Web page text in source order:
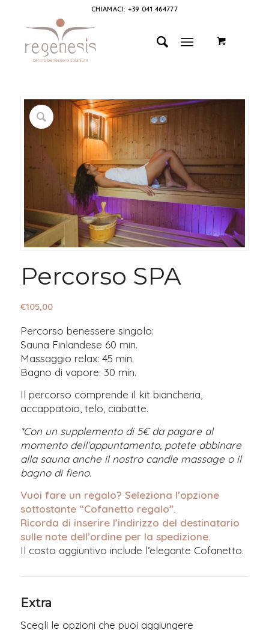
CHIAMACI: +39 041 464777
Percorso SPA
€105,00
Percorso benessere singolo:
Sauna Finlandese 60 min.
Massaggio relax: 45 min.
Bagno di vapore: 30 min.
Il percorso comprende il kit biancheria,
accappatoio, telo, ciabatte.
*Con un supplemento di 5€ da pagare al
momento dell’appuntamento, potete abbinare
alla sauna anche il nostro candle massage o il
bagno di fieno.⁣
Vuoi fare un regalo? Seleziona l’opzione
sottostante “Cofanetto regalo”.
Ricorda di inserire l’indirizzo del destinatario
sulle note dell’ordine per la spedizione.
Il costo aggiuntivo include l’elegante Cofanetto.
Extra
Scegli le opzioni che puoi aggiungere